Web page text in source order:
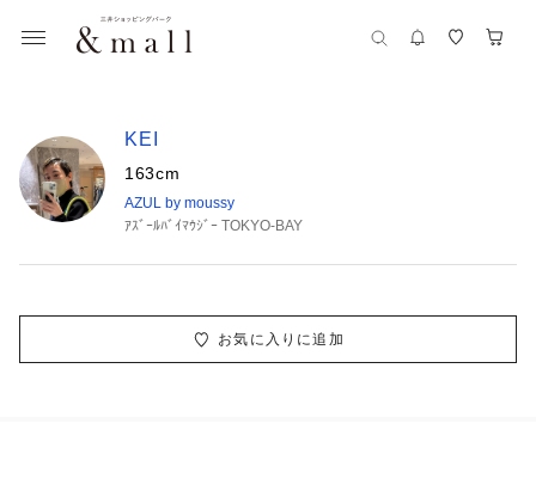
KEI
163cm
AZUL by moussy
ｱｽﾞｰﾙﾊﾞｲﾏｳｼﾞｰ TOKYO-BAY
お気に入りに追加